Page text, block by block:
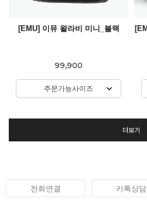
[EMU] 이뮤 왈라비 미니_블랙
99,900
주문가능사이즈
더보기
전화연결 카톡상담